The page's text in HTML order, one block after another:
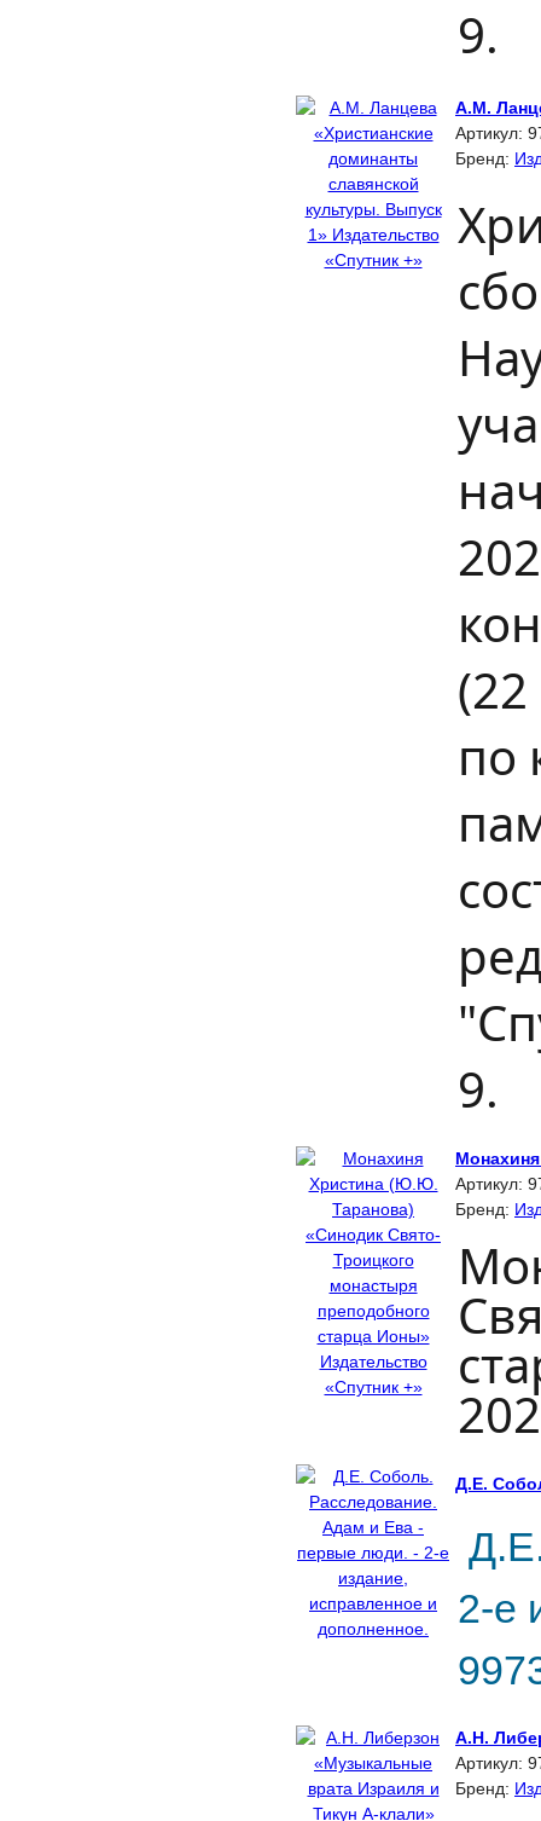
9.
А.М.
Артикул:
Бренд:
по
9.
Артикул:
Бренд:
Д.Е.
2-е
А.Н.
Артикул:
Бренд: